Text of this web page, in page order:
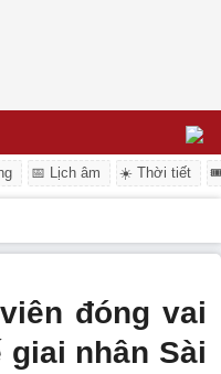
📅 Lịch âm ☀️ Thời tiết
đóng vai
giai nhân Sài